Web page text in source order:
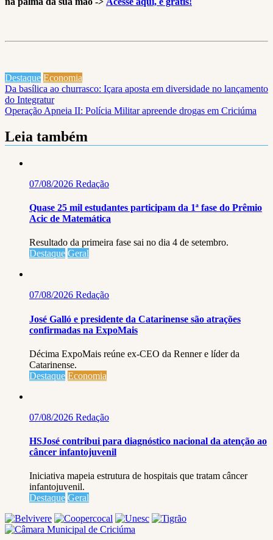
Destaque Economia
Navegação
de
Da basílica ao churrasco: Içara aposta em diversidade no lançamento
do Integratur
Operação Apneia II: Polícia Militar apreende drogas em Criciúma
Leia também
07/08/2026 Redação
Quase 25 mil estudantes participam da 1ª fase do Prêmio
Acic de Matemática
Resultado da primeira fase sai no dia 4 de setembro.
Destaque Geral
07/08/2026 Redação
José Galló e presidente da Catarinense são atrações
confirmadas na ExpoMais
Décima ExpoMais reúne ex-CEO da Renner e líder da
Catarinense.
Destaque Economia
07/08/2026 Redação
HSJosé contribui para diagnóstico nacional da atenção ao
câncer infantojuvenil
Iniciativa mapeia estrutura de hospitais que tratam câncer
infantojuvenil.
Destaque Geral